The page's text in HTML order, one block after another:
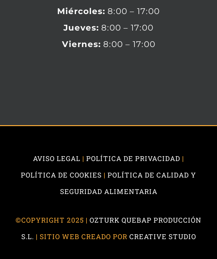
Miércoles: 8:00 – 17:00
Jueves: 8:00 – 17:00
Viernes: 8:00 – 17:00
AVISO LEGAL | POLÍTICA DE PRIVACIDAD |
POLÍTICA DE COOKIES | POLÍTICA DE CALIDAD Y
SEGURIDAD ALIMENTARIA
©COPYRIGHT 2025 | OZTURK QUEBAP PRODUCCIÓN
S.L. | SITIO WEB CREADO POR CREATIVE STUDIO